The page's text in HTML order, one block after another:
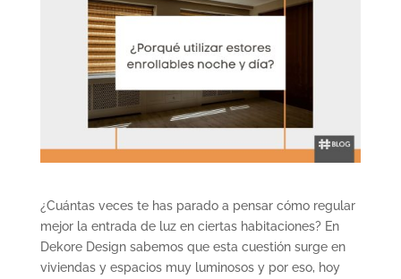
¿Cuántas veces te has parado a pensar cómo regular
mejor la entrada de luz en ciertas habitaciones? En
Dekore Design sabemos que esta cuestión surge en
viviendas y espacios muy luminosos y por eso, hoy